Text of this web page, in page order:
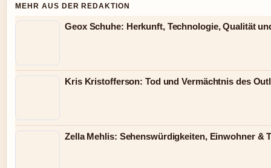
MEHR AUS DER REDAKTION
Geox Schuhe: Herkunft, Technologie, Qualität
Kris Kristofferson: Tod und Vermächtnis des
Zella Mehlis: Sehenswürdigkeiten, Einwohner &